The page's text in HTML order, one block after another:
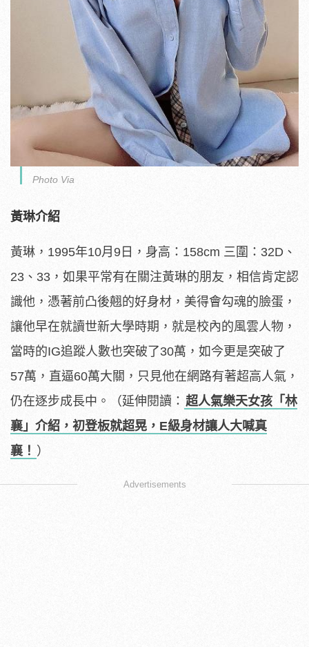
Photo Via
黃琳介紹
黃琳，1995年10月9日，身高：158cm 三圍：32D、
23、33，如果平常有在關注黃琳的朋友，相信肯定認
識他，憑著前凸後翹的好身材，美得會勾魂的臉蛋，
讓他早在就讀世新大學時期，就是校內的風雲人物，
當時的IG追蹤人數也突破了30萬，如今更是突破了
57萬，直逼60萬大關，只見他在網路有著超高人氣，
仍在逐步成長中。（延伸閱讀： 超人氣樂天女孩「林
襄」介紹，初登板就超晃，E級身材讓人大喊真
襄！ ）
Advertisements